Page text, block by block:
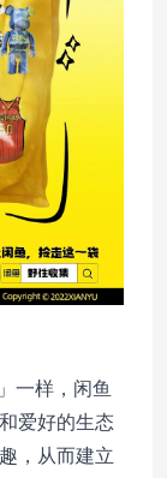
一样，闲鱼
爱好的生态
，从而建立